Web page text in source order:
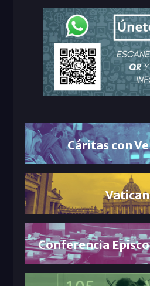
Cáritas con
Conferencia